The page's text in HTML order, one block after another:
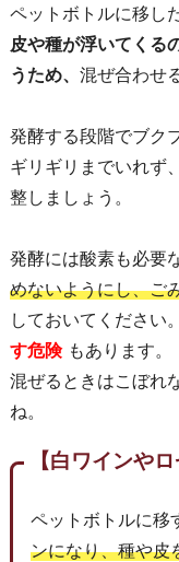
ペットボトルに移し
皮や種が浮いてくる
うため、 混ぜ合わせ
発酵する段階でブク
ギリギリまでいれず、
整しましょう。
発酵には酸素も必要
めないようにし、ご
しておいてください。
す危険もあります。
混ぜるときはこぼれ
ね。
【白ワインや
ペットボトルに移
ンになり、種や皮